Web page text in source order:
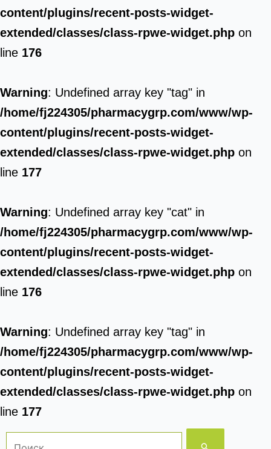
content/plugins/recent-posts-widget-
extended/classes/class-rpwe-widget.php on
line 176
Warning: Undefined array key "tag" in
/home/fj224305/pharmacygrp.com/www/wp-
content/plugins/recent-posts-widget-
extended/classes/class-rpwe-widget.php on
line 177
Warning: Undefined array key "cat" in
/home/fj224305/pharmacygrp.com/www/wp-
content/plugins/recent-posts-widget-
extended/classes/class-rpwe-widget.php on
line 176
Warning: Undefined array key "tag" in
/home/fj224305/pharmacygrp.com/www/wp-
content/plugins/recent-posts-widget-
extended/classes/class-rpwe-widget.php on
line 177
Поиск: